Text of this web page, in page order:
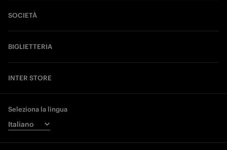
SOCIETÀ
BIGLIETTERIA
INTER STORE
Seleziona la lingua